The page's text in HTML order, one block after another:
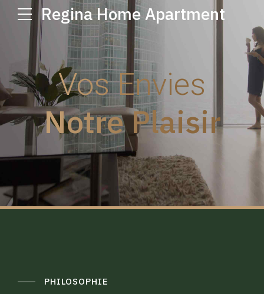
Regina Home Apartment
Vos Envies
Notre Plaisir
PHILOSOPHIE